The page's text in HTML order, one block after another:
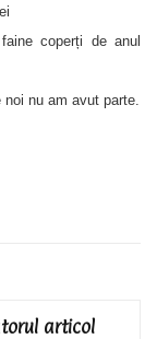
coperți de anul
nu am avut parte.
articol